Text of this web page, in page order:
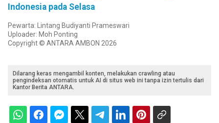
Indonesia pada Selasa
Pewarta: Lintang Budiyanti Prameswari
Uploader: Moh Ponting
Copyright © ANTARA AMBON 2026
Dilarang keras mengambil konten, melakukan crawling atau
pengindeksan otomatis untuk AI di situs web ini tanpa izin tertulis dari
Kantor Berita ANTARA.